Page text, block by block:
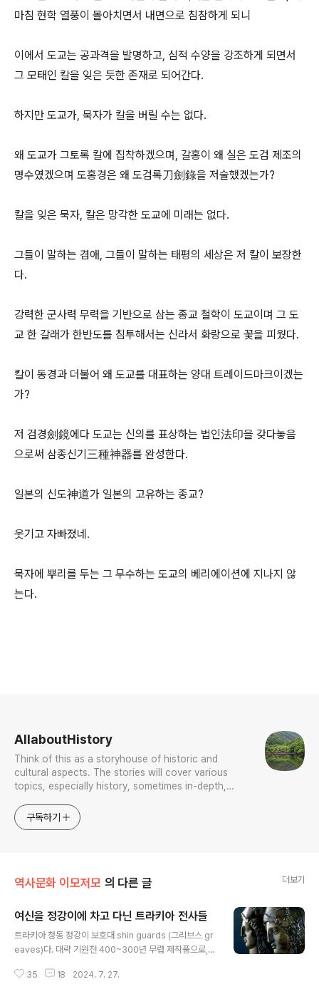
마침 현학 열풍이 몰아치면서 내면으로 침참하게 되니
이에서 도교는 공과격을 발명하고, 심적 수양을 강조하게 되면서
그 모태인 칼을 잊은 듯한 존재로 되어간다.
하지만 도교가, 묵자가 칼을 버릴 수는 없다.
왜 도교가 그토록 칼에 집착하겠으며, 갈홍이 왜 실은 도검 제조의
명수였겠으며 도홍경은 왜 도검록刀劍錄을 저술했겠는가?
칼을 잊은 묵자, 칼은 망각한 도교에 미래는 없다.
그들이 말하는 겸애, 그들이 말하는 태평의 세상은 저 칼이 보장한
다.
강력한 군사력 무력을 기반으로 삼는 종교 철학이 도교이며 그 도
교 한 갈래가 한반도를 침투해서는 신라서 화랑으로 꽃을 피웠다.
칼이 동경과 더불어 왜 도교를 대표하는 양대 트레이드마크이겠는
가?
저 검경劍鏡에다 도교는 신의를 표상하는 법인法印을 갖다놓음
으로써 삼종신기三種神器를 완성한다.
일본의 신도神道가 일본의 고유하는 종교?
웃기고 자빠졌네.
묵자에 뿌리를 두는 그 무수하는 도교의 베리에이션에 지나지 않
는다.
AllaboutHistory
Think of this as a storyhouse of historic and
cultural aspects. The stories will cover various
topics, especially history, sometimes in-depth,
approach will be to resist any common sense or
generalized viewpoint
구독하기
역사문화 이모저모 의 다른 글 더보기
여신을 정강이에 차고 다닌 트라키아 전사들
트라키아 청동 정강이 보호대 shin guards (그리브스 gr
eaves)다. 대략 기원전 400~300년 무렵 제작품으로,
카Goliamata Kosmatka 무덤에서 2004년 발굴됐다.
35 18 2024. 7. 27.